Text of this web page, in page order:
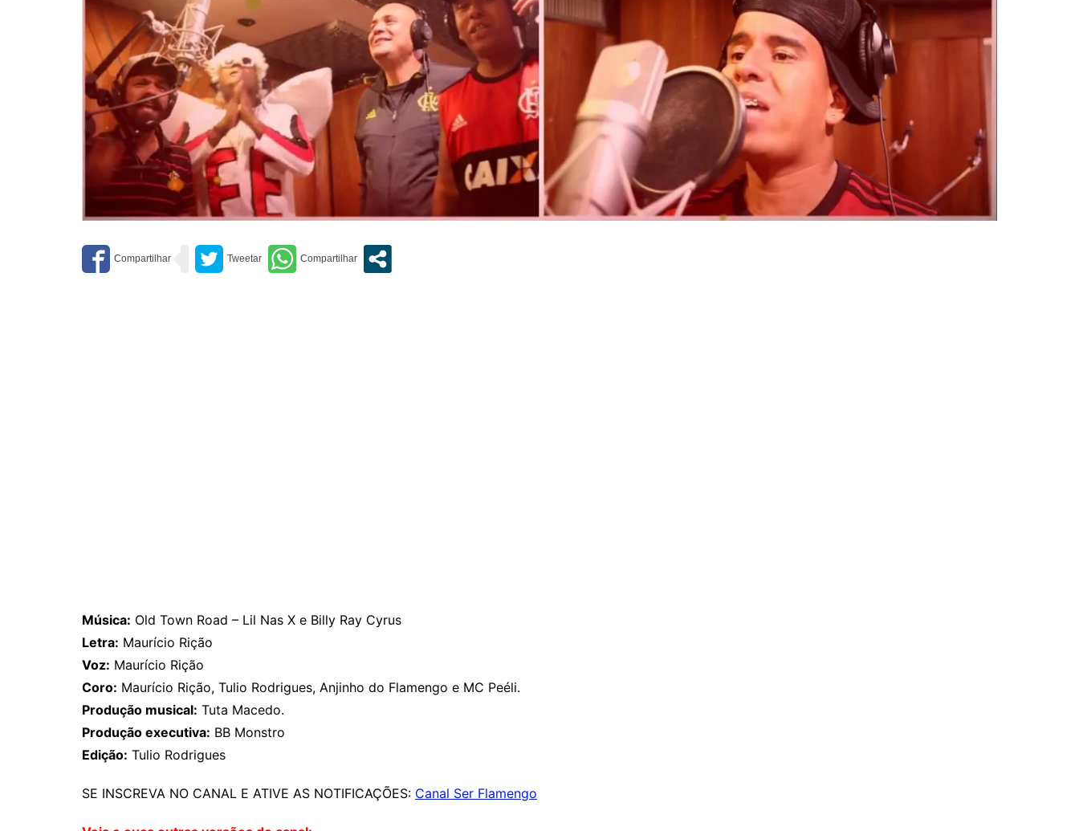
Música: Old Town Road – Lil Nas X e Billy Ray Cyrus
Letra: Maurício Rição
Voz: Maurício Rição
Coro: Maurício Rição, Tulio Rodrigues, Anjinho do Flamengo e MC Peéli.
Produção musical: Tuta Macedo.
Produção executiva: BB Monstro
Edição: Tulio Rodrigues
SE INSCREVA NO CANAL E ATIVE AS NOTIFICAÇÕES: Canal Ser Flamengo